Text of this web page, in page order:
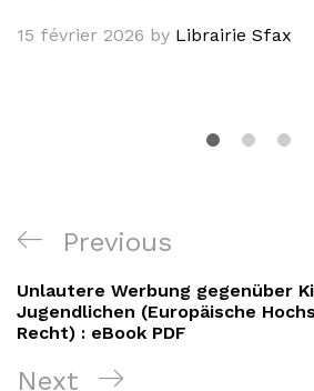
15 février 2026 by Librairie Sfax
Navigation
de
l’article
Previous
Post
Previous
Unlautere Werbung gegenüber
Jugendlichen (Europäische
Recht) : eBook PDF
Next
Next